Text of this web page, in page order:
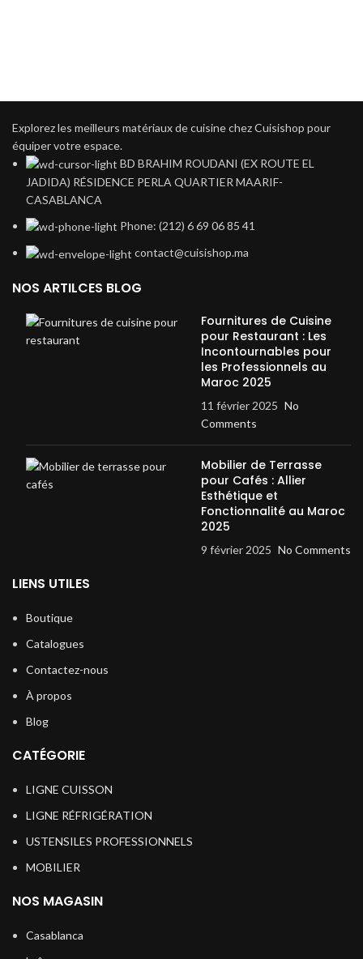
Explorez les meilleurs matériaux de cuisine chez Cuisishop pour
équiper votre espace.
BD BRAHIM ROUDANI (EX ROUTE EL
JADIDA) RÉSIDENCE PERLA QUARTIER MAARIF-
CASABLANCA
Phone: (212) 6 69 06 85 41
contact@cuisishop.ma
NOS ARTILCES BLOG
Fournitures de Cuisine
pour Restaurant : Les
Incontournables pour
les Professionnels au
Maroc 2025
11 février 2025 No
Comments
Mobilier de Terrasse
pour Cafés : Allier
Esthétique et
Fonctionnalité au Maroc
2025
9 février 2025 No Comments
LIENS UTILES
Boutique
Catalogues
Contactez-nous
À propos
Blog
CATÉGORIE
LIGNE CUISSON
LIGNE RÉFRIGÉRATION
USTENSILES PROFESSIONNELS
MOBILIER
NOS MAGASIN
Casablanca